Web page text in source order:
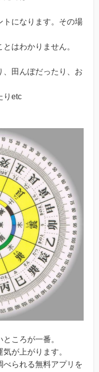
トになります。その場
はわかりません。
、田んぼだったり、お
りetc
ころが一番。
が上がります。
べられる無料アプリを